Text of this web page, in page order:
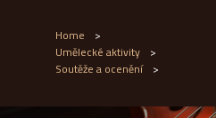
Home >
Umělecké aktivity >
Soutěže a ocenění >